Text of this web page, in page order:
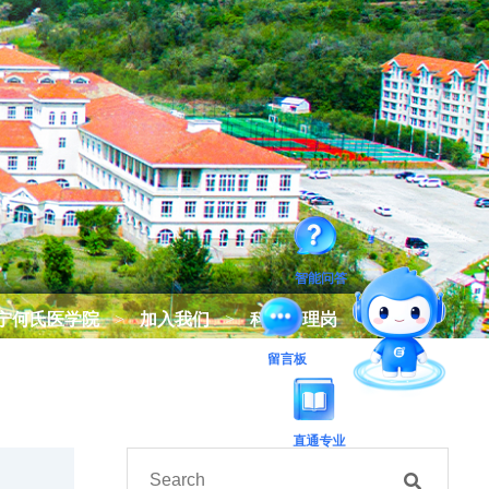
何氏医学院 > 加入我们 > 科研管理岗
智能问答
留言板
直通专业